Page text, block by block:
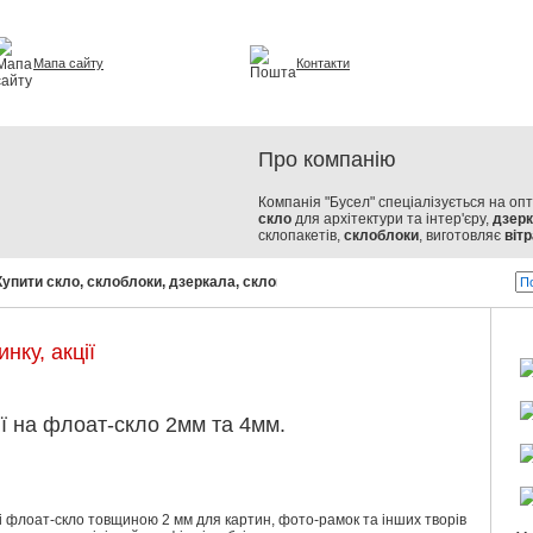
Мапа сайту Контакти
Про компанію
Компанія "Бусел" спеціалізується на
скло для архітектури та інтер'єру,
склопакетів, склоблоки, виготовляє
скло, склоблоки, дзеркала, склопакети! Бусел - скло від
акції
на флоат-скло 2мм та 4мм.
флоат-скло товщиною 2 мм для картин, фото-рамок та інших творів